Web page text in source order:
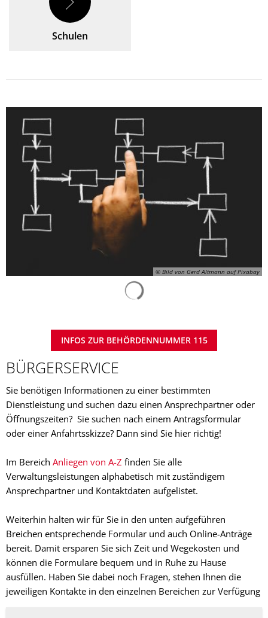
Schulen
© Bild von Gerd Altmann auf Pixabay
INFOS ZUR BEHÖRDENNUMMER 115
BÜRGERSERVICE
Sie benötigen Informationen zu einer bestimmten
Dienstleistung und suchen dazu einen Ansprechpartner oder
Öffnungszeiten? Sie suchen nach einem Antragsformular
oder einer Anfahrtsskizze? Dann sind Sie hier richtig!
Im Bereich Anliegen von A-Z finden Sie alle
Verwaltungsleistungen alphabetisch mit zuständigem
Ansprechpartner und Kontaktdaten aufgelistet.
Weiterhin halten wir für Sie in den unten aufgeführen
Breichen entsprechende Formular und auch Online-Anträge
bereit. Damit ersparen Sie sich Zeit und Wegekosten und
können die Formulare bequem und in Ruhe zu Hause
ausfüllen. Haben Sie dabei noch Fragen, stehen Ihnen die
jeweiligen Kontakte in den einzelnen Bereichen zur Verfügung